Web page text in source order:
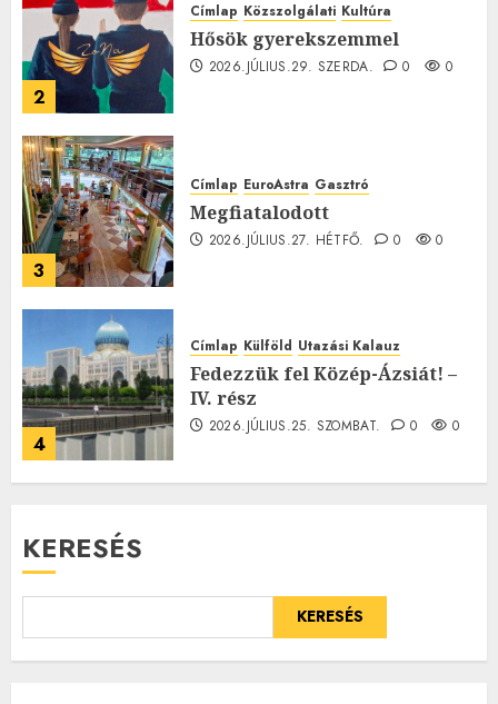
2
Címlap Közszolgálati Kultúra
Hősök gyerekszemmel
2026.JÚLIUS.29. SZERDA. 0 0
3
Címlap EuroAstra Gasztró
Megfiatalodott
2026.JÚLIUS.27. HÉTFŐ. 0 0
4
Címlap Külföld Utazási Kalauz
Fedezzük fel Közép-Ázsiát! –
IV. rész
2026.JÚLIUS.25. SZOMBAT. 0 0
KERESÉS
KERESÉS